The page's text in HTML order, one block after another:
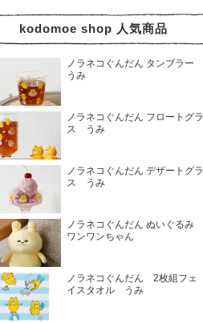
kodomoe shop 人気商品
ノラネコぐんだん タンブラー
うみ
ノラネコぐんだん フロートグラ
ス うみ
ノラネコぐんだん デザートグラ
ス うみ
ノラネコぐんだん ぬいぐるみ
ワンワンちゃん
ノラネコぐんだん 2枚組フェ
イスタオル うみ